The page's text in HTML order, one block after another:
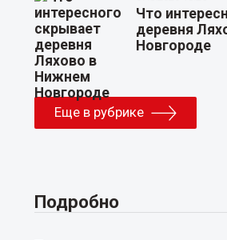
Что
деревня
Новгороде
Еще в рубрике
Подробно